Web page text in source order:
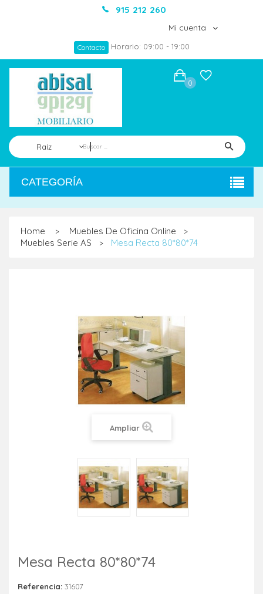
915 212 260
Mi cuenta
Contacto Horario: 09:00 - 19:00
Raíz
0
CATEGORÍA
Home > Muebles De Oficina Online >
Muebles Serie AS > Mesa Recta 80*80*74
Ampliar
Mesa Recta 80*80*74
Referencia: 31607